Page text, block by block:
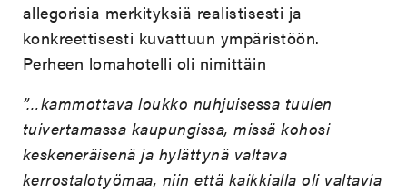
allegorisia merkityksiä realistisesti ja
konkreettisesti kuvattuun ympäristöön.
Perheen lomahotelli oli nimittäin
”…kammottava loukko nuhjuisessa tuulen
tuivertamassa kaupungissa, missä kohosi
keskeneräisenä ja hylättynä valtava
kerrostalotyömaa, niin että kaikkialla oli valtavia